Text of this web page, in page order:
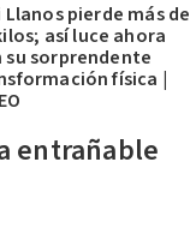
Llanos pierde más de
así luce ahora
su sorprendente
física |
entrañable